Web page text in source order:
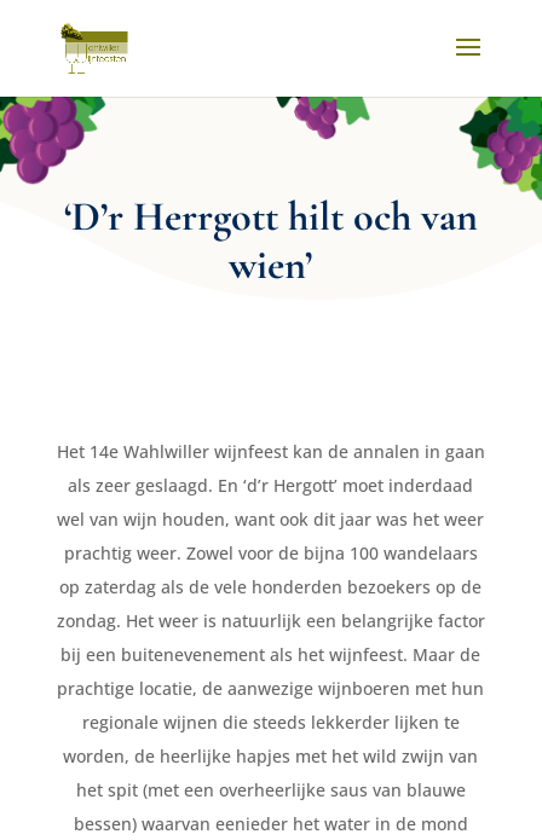
‘D’r Herrgott hilt och van
wien’
Het 14e Wahlwiller wijnfeest kan de annalen in gaan
als zeer geslaagd. En ‘d’r Hergott’ moet inderdaad
wel van wijn houden, want ook dit jaar was het weer
prachtig weer. Zowel voor de bijna 100 wandelaars
op zaterdag als de vele honderden bezoekers op de
zondag. Het weer is natuurlijk een belangrijke factor
bij een buitenevenement als het wijnfeest. Maar de
prachtige locatie, de aanwezige wijnboeren met hun
regionale wijnen die steeds lekkerder lijken te
worden, de heerlijke hapjes met het wild zwijn van
het spit (met een overheerlijke saus van blauwe
bessen) waarvan eenieder het water in de mond